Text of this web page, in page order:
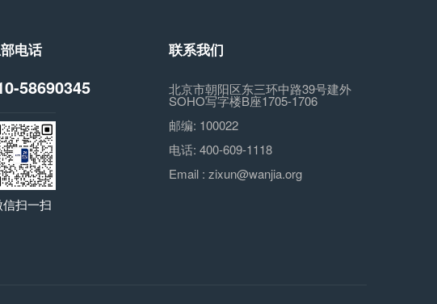
电话
58690345
信扫一扫
联系我们
北京市朝阳区东三环中路39号建外
SOHO写字楼B座1705-1706
邮编: 100022
电话: 400-609-1118
Email : zixun@wanjia.org